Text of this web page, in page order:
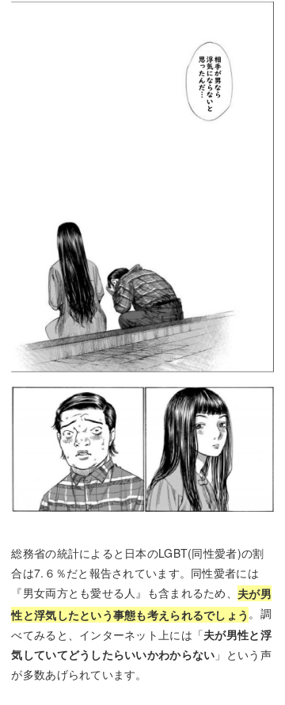
総務省の統計によると日本のLGBT(同性愛者)の割
合は7.６％だと報告されています。同性愛者には
『男女両方とも愛せる人』も含まれるため、 夫が男
性と浮気したという事態も考えられるでしょう 。調
べてみると、インターネット上には「夫が男性と浮
気していてどうしたらいいかわからない 」という声
が多数あげられています。